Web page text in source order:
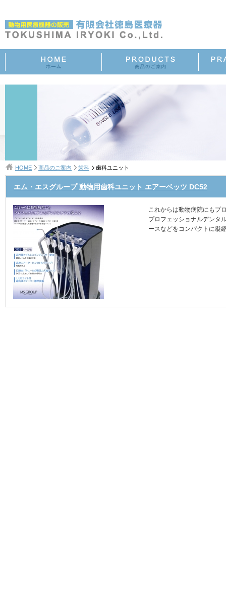
HOME 商品のご案内 歯科 歯科ユニット
エム・エスグループ 動物用歯科ユニット エアーベッツ DC52
これからは動物病院にもプ
プロフェッショナルデンタ
ースなどをコンパクトに凝